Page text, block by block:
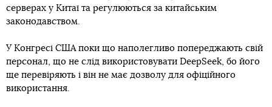
серверах у Китаї та регулюються за китайським
законодавством.
У Конгресі США поки що наполегливо попереджають свій
персонал, що не слід використовувати DeepSeek, бо його
ще перевіряють і він не має дозволу для офіційного
використання.